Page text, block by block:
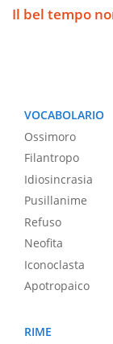
Il bel tempo
VOCABOLARIO
Ossimoro
Filantropo
Idiosincrasia
Pusillanime
Refuso
Neofita
Iconoclasta
Apotropaico
RIME